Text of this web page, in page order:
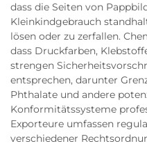
dass die Seiten von
Kleinkindgebrauch
lösen oder zu zerfallen.
dass Druckfarben,
strengen
entsprechen, darunter
Phthalate und andere
Konformitätssysteme
Exporteure umfassen
verschiedener